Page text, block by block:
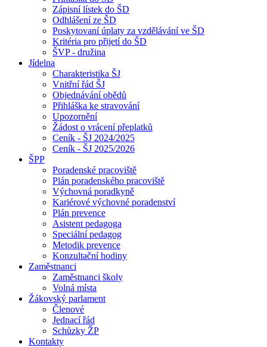
Zápisní lístek do ŠD
Odhlášení ze ŠD
Poskytovaní úplaty za vzdělávání ve ŠD
Kritéria pro přijetí do ŠD
ŠVP - družina
Jídelna
Charakteristika ŠJ
Vnitřní řád ŠJ
Objednávání obědů
Přihláška ke stravování
Upozornění
Žádost o vrácení přeplatků
Ceník - ŠJ 2024/2025
Ceník - ŠJ 2025/2026
ŠPP
Poradenské pracoviště
Plán poradenského pracoviště
Výchovná poradkyně
Kariérové výchovné poradenství
Plán prevence
Asistent pedagoga
Speciální pedagog
Metodik prevence
Konzultační hodiny
Zaměstnanci
Zaměstnanci školy
Volná místa
Žákovský parlament
Členové
Jednací řád
Schůzky ŽP
Kontakty